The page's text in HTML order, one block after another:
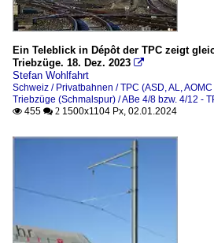
Ein Teleblick in Dépôt der TPC zeigt
Triebzüge. 18. Dez. 2023 
Stefan Wohlfahrt
Schweiz / Privatbahnen / TPC (ASD, AL,
Triebzüge (Schmalspur) / ABe 4/8 bzw. 4/12 -
 455  2 1500x1104 Px, 02.01.2024